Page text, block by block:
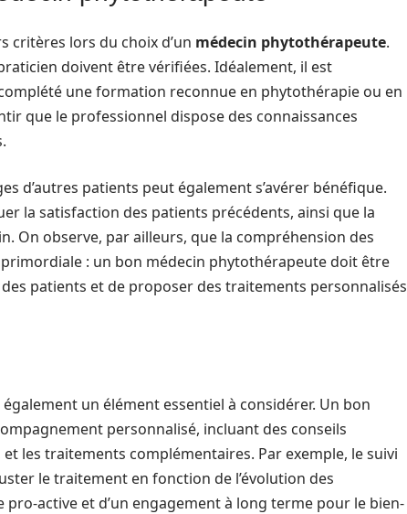
critères lors du choix d’un médecin phytothérapeute.
doivent être vérifiées. Idéalement, il est
une formation reconnue en phytothérapie ou en
que le professionnel dispose des connaissances
d’autres patients peut également s’avérer bénéfique.
la satisfaction des patients précédents, ainsi que la
On observe, par ailleurs, que la compréhension des
: un bon médecin phytothérapeute doit être
patients et de proposer des traitements personnalisés
un élément essentiel à considérer. Un bon
personnalisé, incluant des conseils
les traitements complémentaires. Par exemple, le suivi
le traitement en fonction de l’évolution des
pro-active et d’un engagement à long terme pour le bien-